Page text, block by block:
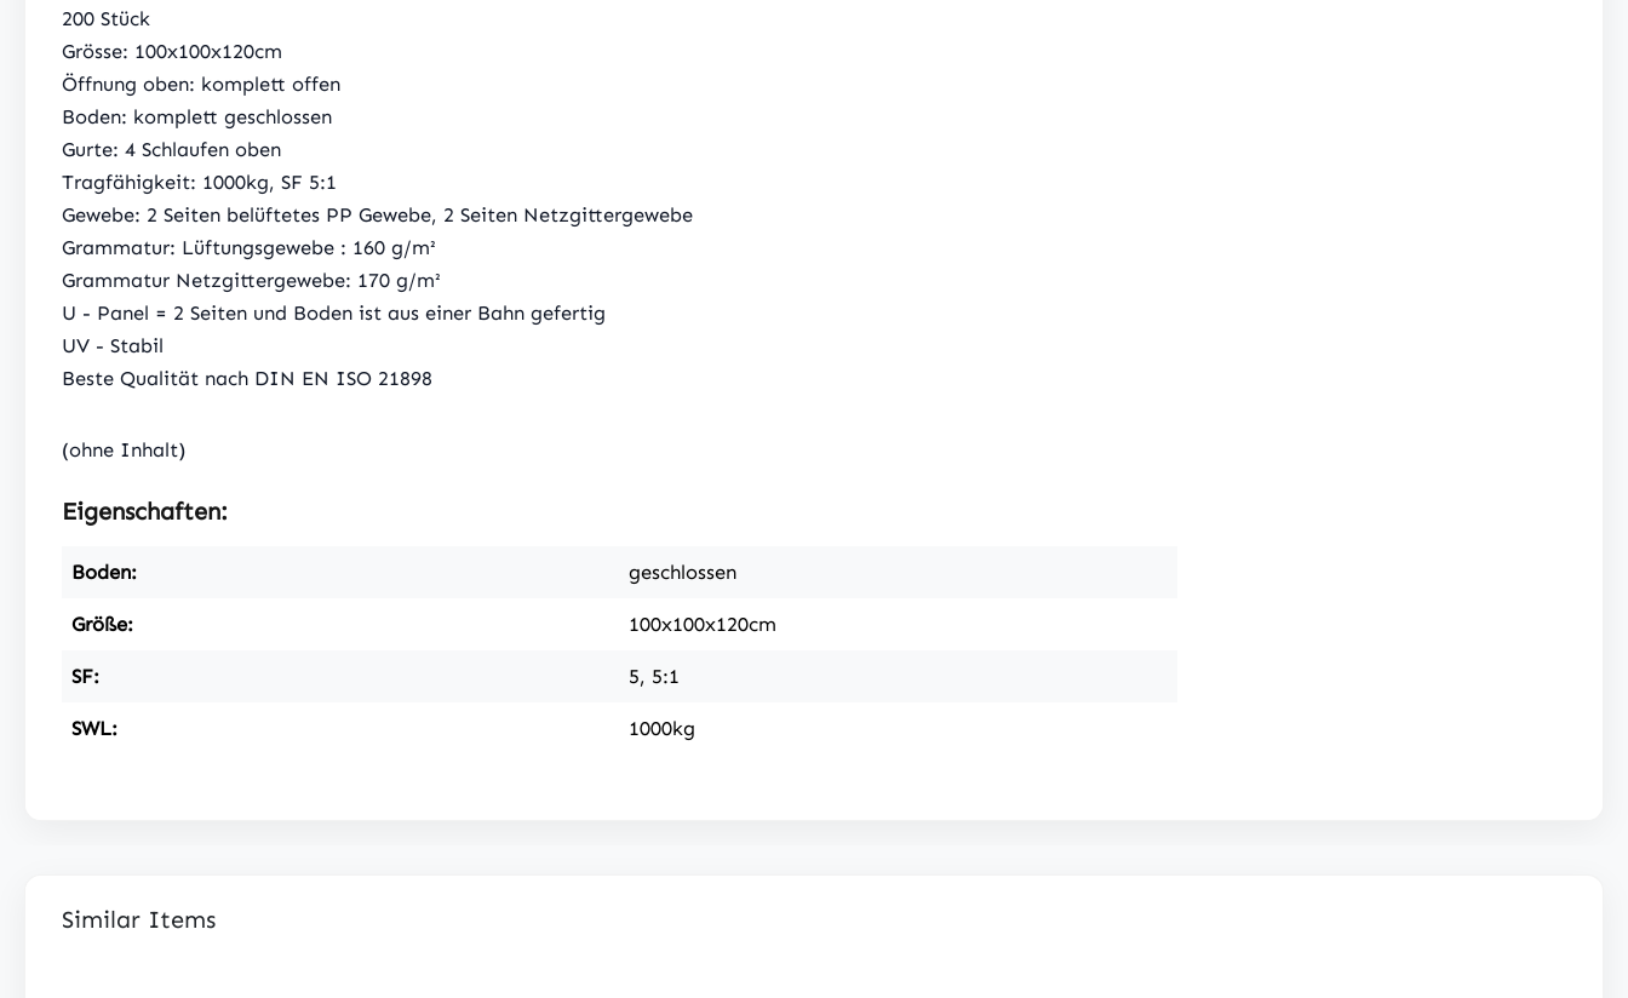
200 Stück
Grösse: 100x100x120cm
Öffnung oben: komplett offen
Boden: komplett geschlossen
Gurte: 4 Schlaufen oben
Tragfähigkeit: 1000kg, SF 5:1
Gewebe: 2 Seiten belüftetes PP Gewebe, 2 Seiten Netzgittergewebe
Grammatur: Lüftungsgewebe : 160 g/m²
Grammatur Netzgittergewebe: 170 g/m²
U - Panel = 2 Seiten und Boden ist aus einer Bahn gefertig
UV - Stabil
Beste Qualität nach DIN EN ISO 21898
(ohne Inhalt)
Eigenschaften:
Boden: geschlossen
Größe: 100x100x120cm
SF: 5, 5:1
SWL: 1000kg
Similar Items